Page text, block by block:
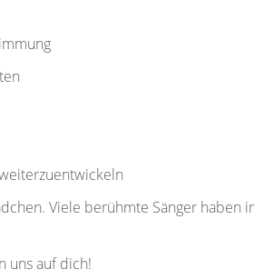
Viele berühmte Sänger haben
uns auf dich!